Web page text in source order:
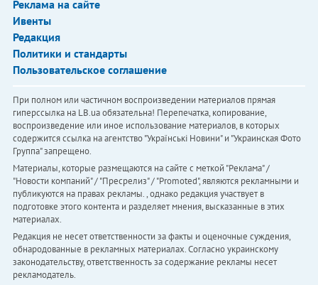
Реклама на сайте
Ивенты
Редакция
Политики и стандарты
Пользовательское соглашение
При полном или частичном воспроизведении материалов прямая
гиперссылка на LB.ua обязательна! Перепечатка, копирование,
воспроизведение или иное использование материалов, в которых
содержится ссылка на агентство "Українськi Новини" и "Украинская Фото
Группа" запрещено.
Материалы, которые размещаются на сайте с меткой "Реклама" /
"Новости компаний" / "Пресрелиз" / "Promoted", являются рекламными и
публикуются на правах рекламы. , однако редакция участвует в
подготовке этого контента и разделяет мнения, высказанные в этих
материалах.
Редакция не несет ответственности за факты и оценочные суждения,
обнародованные в рекламных материалах. Согласно украинскому
законодательству, ответственность за содержание рекламы несет
рекламодатель.